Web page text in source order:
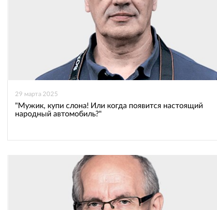
29 марта 2025
"Мужик, купи слона! Или когда появится настоящий
народный автомобиль?"